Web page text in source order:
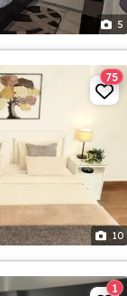
5
10
75
1